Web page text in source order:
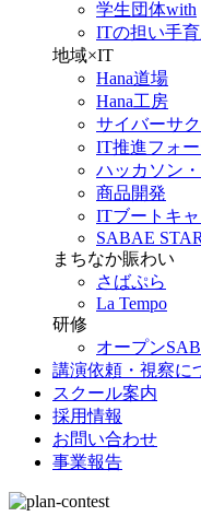
学生団体with
ITの担い手
地域×IT
Hana道場
Hana工房
サイバーサ
IT推進フォ
ハッカソン
商品開発
ITブートキ
SABAE
まちなか賑わい
さばぷら
La Tempo
研修
オープン
講演依頼・視察に
スクール案内
採用情報
お問い合わせ
事業報告